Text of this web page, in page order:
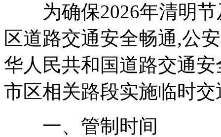
为确保2026年清明节
区道路交通安全畅通,公
华人民共和国道路交通
市区相关路段实施临时
一、管制时间